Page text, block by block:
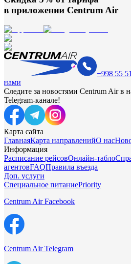
в приложении Centrum Air
+998 55
нами
Следите за новостями Centrum Air в
Telegram-канале!
Карта сайта
ГлавнаяКарта направленийО нас
Информация
Расписание рейсовОнлайн-табло
агентовFAQПравила въезда
Доп. услуги
Специальное питаниеPriority
Centrum Air Facebook
Centrum Air Telegram